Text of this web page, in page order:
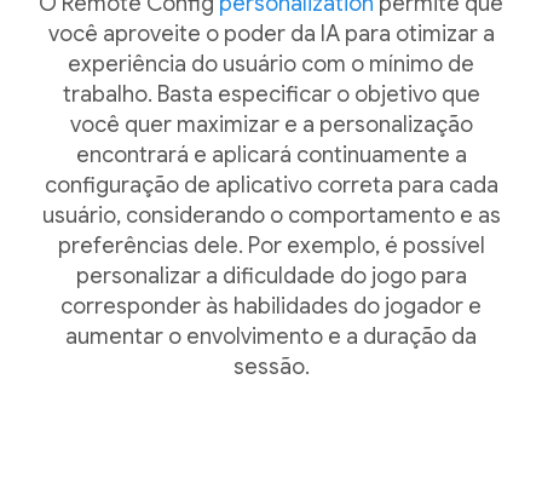
você aproveite o poder da IA para otimizar a
experiência do usuário com o mínimo de
trabalho. Basta especificar o objetivo que
você quer maximizar e a personalização
encontrará e aplicará continuamente a
configuração de aplicativo correta para cada
usuário, considerando o comportamento e as
preferências dele. Por exemplo, é possível
personalizar a dificuldade do jogo para
corresponder às habilidades do jogador e
aumentar o envolvimento e a duração da
sessão.